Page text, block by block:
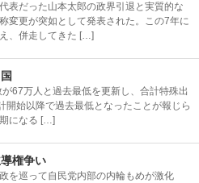
表だった山本太郎の政界引退と実質的な
変更が突如として発表された。この7年に
、併走してきた […]
67万人と過去最低を更新し、合計特殊出
開始以降で過去最低となったことが報じら
になる […]
権争い
を巡って自民党内部の内輪もめが激化